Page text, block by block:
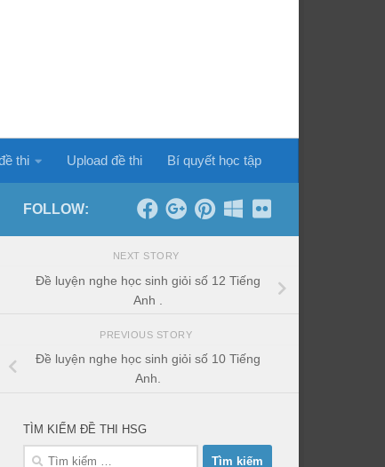
thi Upload đề thi Bí quyết học tập
FOLLOW:
NEXT STORY
Đề luyện nghe học sinh giỏi số 12 Tiếng
Anh .
PREVIOUS STORY
Đề luyện nghe học sinh giỏi số 10 Tiếng
Anh.
TÌM KIẾM ĐỀ THI HSG
Tìm